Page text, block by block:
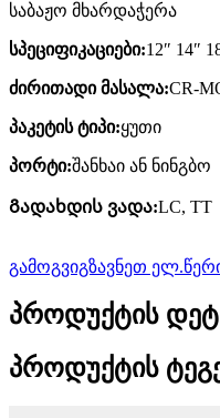
საბაჟო მხარდაჭერა
სპეციფიკაციები:12″ 14″
ძირითადი მასალა:CR-
პაკეტის ტიპი:ყუთი
პორტი:შანხაი ან ნინგბო
Გადახდის ვადა:LC, TT
გამოგვიგზავნეთ
პროდუქტის
პროდუქტის